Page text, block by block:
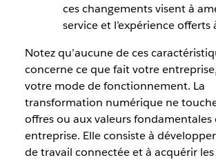
ces changements visent à
service et l’expérience offerts
Notez qu’aucune de ces
concerne ce que fait votre
votre mode de fonctionnement. La
transformation numérique ne
offres ou aux valeurs fondamentales
entreprise. Elle consiste à
de travail connectée et à acquérir